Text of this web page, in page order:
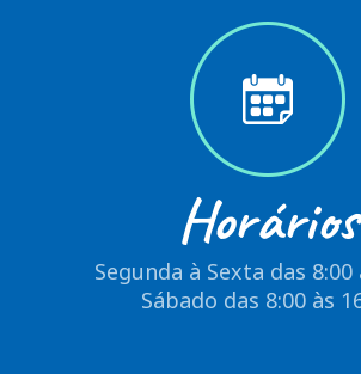
Horários
Segunda à Sexta das 8:00
Sábado das 8:00 às